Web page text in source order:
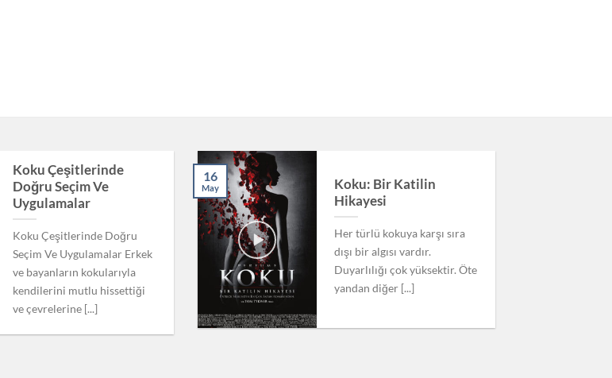
Koku Çeşitlerinde
Doğru Seçim Ve
Uygulamalar
Koku Çeşitlerinde Doğru
Seçim Ve Uygulamalar Erkek
ve bayanların kokularıyla
kendilerini mutlu hissettiği
ve çevrelerine [...]
Koku: Bir Katilin
Hikayesi
Her türlü kokuya karşı sıra
dışı bir algısı vardır.
Duyarlılığı çok yüksektir. Öte
yandan diğer [...]
16
May